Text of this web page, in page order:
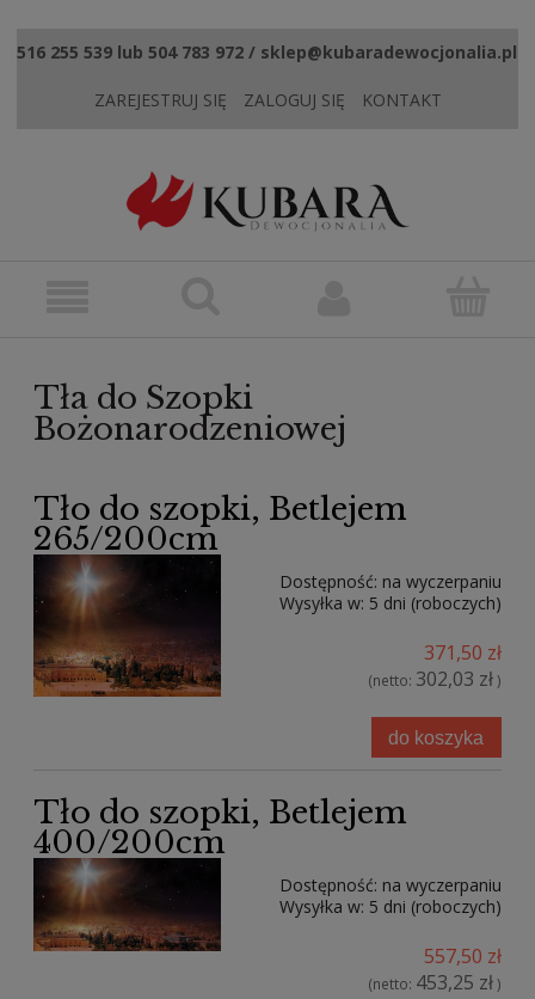
516 255 539 lub 504 783 972 / sklep@kubaradewocjonalia.pl
ZAREJESTRUJ SIĘ ZALOGUJ SIĘ KONTAKT
Tła do Szopki
Bożonarodzeniowej
Tło do szopki, Betlejem
265/200cm
Dostępność: na wyczerpaniu
Wysyłka w: 5 dni (roboczych)
371,50 zł
(netto: 302,03 zł)
do koszyka
Tło do szopki, Betlejem
400/200cm
Dostępność: na wyczerpaniu
Wysyłka w: 5 dni (roboczych)
557,50 zł
(netto: 453,25 zł)